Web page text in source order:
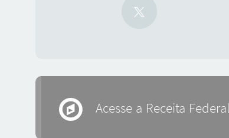
Acesse a Receita Federal